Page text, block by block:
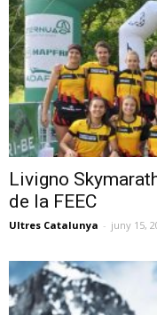
Livigno
de la FEEC
Ultres Catalunya - juny 15,